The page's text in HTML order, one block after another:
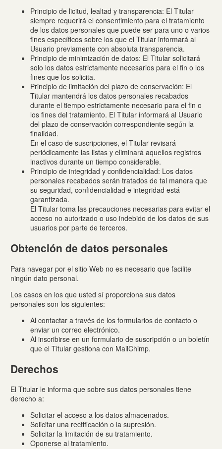
Principio de licitud, lealtad y transparencia: El Titular
siempre requerirá el consentimiento para el tratamiento
de los datos personales que puede ser para uno o varios
fines específicos sobre los que el Titular informará al
Usuario previamente con absoluta transparencia.
Principio de minimización de datos: El Titular solicitará
solo los datos estrictamente necesarios para el fin o los
fines que los solicita.
Principio de limitación del plazo de conservación: El
Titular mantendrá los datos personales recabados
durante el tiempo estrictamente necesario para el fin o
los fines del tratamiento. El Titular informará al Usuario
del plazo de conservación correspondiente según la
finalidad.
En el caso de suscripciones, el Titular revisará
periódicamente las listas y eliminará aquellos registros
inactivos durante un tiempo considerable.
Principio de integridad y confidencialidad: Los datos
personales recabados serán tratados de tal manera que
su seguridad, confidencialidad e integridad está
garantizada.
El Titular toma las precauciones necesarias para evitar el
acceso no autorizado o uso indebido de los datos de sus
usuarios por parte de terceros.
Obtención de datos personales
Para navegar por el sitio Web no es necesario que facilite
ningún dato personal.
Los casos en los que usted sí proporciona sus datos
personales son los siguientes:
Al contactar a través de los formularios de contacto o
enviar un correo electrónico.
Al inscribirse en un formulario de suscripción o un boletín
que el Titular gestiona con MailChimp.
Derechos
El Titular le informa que sobre sus datos personales tiene
derecho a:
Solicitar el acceso a los datos almacenados.
Solicitar una rectificación o la supresión.
Solicitar la limitación de su tratamiento.
Oponerse al tratamiento.